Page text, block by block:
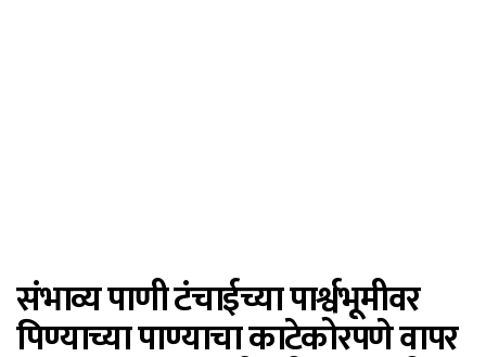
संभाव्य पाणी टंचाईच्या पार्श्वभूमीवर
पिण्याच्या पाण्याचा काटेकोरपणे वापर